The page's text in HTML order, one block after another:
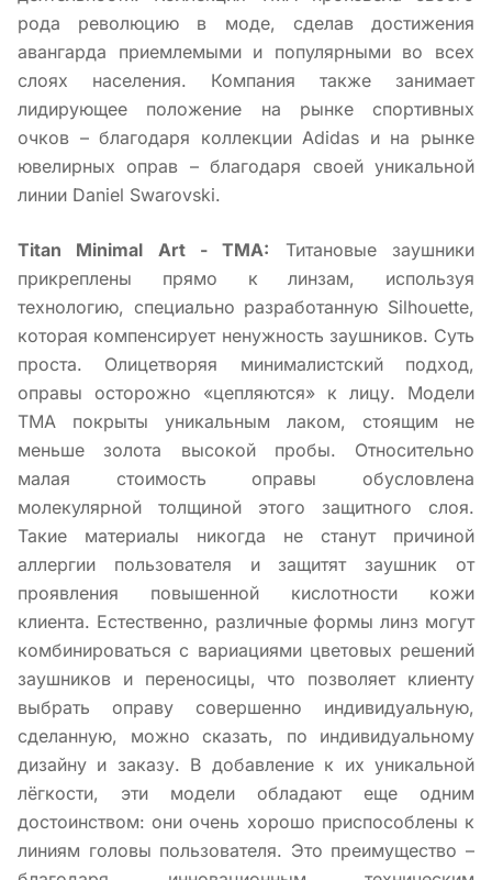
рода революцию в моде, сделав достижения
авангарда приемлемыми и популярными во всех
слоях населения. Компания также занимает
лидирующее положение на рынке спортивных
очков – благодаря коллекции Adidas и на рынке
ювелирных оправ – благодаря своей уникальной
линии Daniel Swarovski.
Titan Minimal Art - TMA: Титановые заушники
прикреплены прямо к линзам, используя
технологию, специально разработанную Silhouette,
которая компенсирует ненужность заушников. Суть
проста. Олицетворяя минималистский подход,
оправы осторожно «цепляются» к лицу. Модели
TMA покрыты уникальным лаком, стоящим не
меньше золота высокой пробы. Относительно
малая стоимость оправы обусловлена
молекулярной толщиной этого защитного слоя.
Такие материалы никогда не станут причиной
аллергии пользователя и защитят заушник от
проявления повышенной кислотности кожи
клиента. Естественно, различные формы линз могут
комбинироваться с вариациями цветовых решений
заушников и переносицы, что позволяет клиенту
выбрать оправу совершенно индивидуальную,
сделанную, можно сказать, по индивидуальному
дизайну и заказу. В добавление к их уникальной
лёгкости, эти модели обладают еще одним
достоинством: они очень хорошо приспособлены к
линиям головы пользователя. Это преимущество –